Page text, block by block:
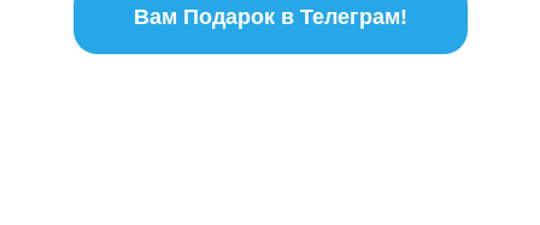
Вам Подарок в Телеграм!